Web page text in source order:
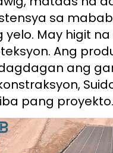
sa
yelo. May higit
Ang
ang
pang proyekto.